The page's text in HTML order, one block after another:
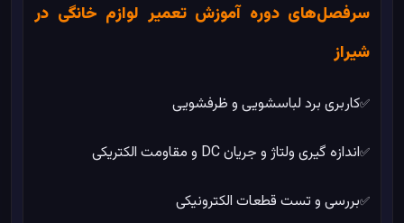
سرفصل‌های دوره آموزش تعمیر لوازم خانگی در
شیراز
✅کاربری برد لباسشویی و ظرفشویی
✅اندازه گیری ولتاژ و جریان DC و مقاومت الکتریکی
✅بررسی و تست قطعات الکترونیکی